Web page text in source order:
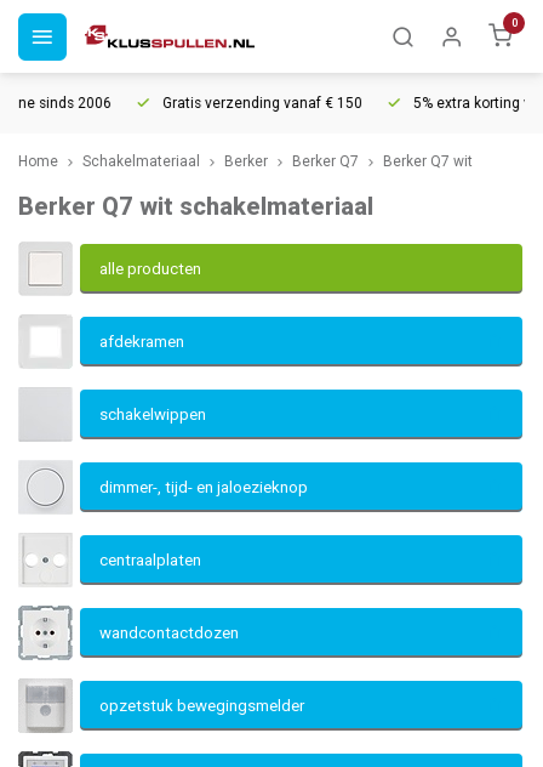
0
Gratis verzending vanaf € 150 5% extra korting vanaf € 1000
Home Schakelmateriaal Berker Berker Q7 Berker Q7 wit
Berker Q7 wit schakelmateriaal
alle producten
afdekramen
schakelwippen
dimmer-, tijd- en jaloezieknop
centraalplaten
wandcontactdozen
opzetstuk bewegingsmelder